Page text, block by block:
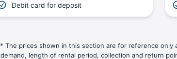
Debit card for deposit
* The prices shown in this section are for reference only
demand, length of rental period, collection and return